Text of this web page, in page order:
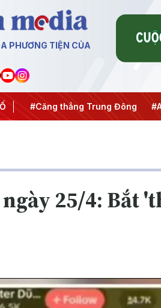
PHƯƠNG TIỆN CỦA
#Căng thẳng Trung Đông
25/4: Bắt